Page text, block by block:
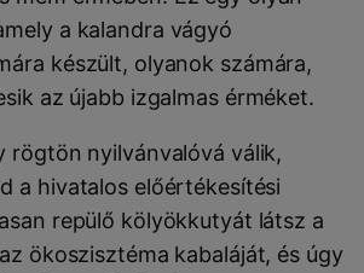
a kalandra vágyó
készült, olyanok számára,
az újabb izgalmas érméket.
rögtön nyilvánvalóvá válik,
a hivatalos előértékesítési
repülő kölyökkutyát látsz a
ökoszisztéma kabaláját, és úgy